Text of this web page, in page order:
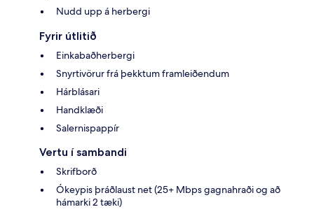
Nudd upp á herbergi
Fyrir útlitið
Einkabaðherbergi
Snyrtivörur frá þekktum framleiðendum
Hárblásari
Handklæði
Salernispappír
Vertu í sambandi
Skrifborð
Ókeypis þráðlaust net (25+ Mbps gagnahraði og að
hámarki 2 tæki)